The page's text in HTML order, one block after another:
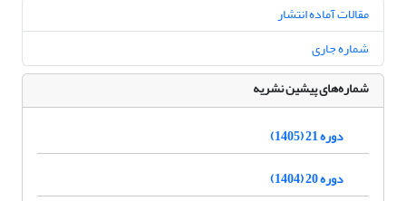
مقالات آماده انتشار
شماره جاری
شماره‌های پیشین نشریه
دوره 21 (1405)
دوره 20 (1404)